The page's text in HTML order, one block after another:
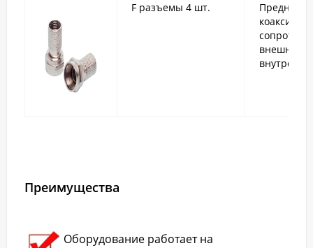
F разъемы 4 шт.
внешней
Преимущества
Оборудование работает на